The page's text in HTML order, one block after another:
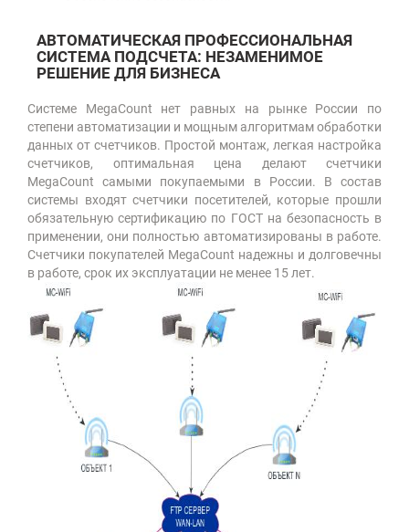
АВТОМАТИЧЕСКАЯ ПРОФЕССИОНАЛЬНАЯ
СИСТЕМА ПОДСЧЕТА: НЕЗАМЕНИМОЕ
РЕШЕНИЕ ДЛЯ БИЗНЕСА
Системе MegaCount нет равных на рынке России по
степени автоматизации и мощным алгоритмам обработки
данных от счетчиков. Простой монтаж, легкая настройка
счетчиков, оптимальная цена делают счетчики
MegaCount самыми покупаемыми в России. В состав
системы входят счетчики посетителей, которые прошли
обязательную сертификацию по ГОСТ на безопасность в
применении, они полностью автоматизированы в работе.
Счетчики покупателей MegaCount надежны и долговечны
в работе, срок их эксплуатации не менее 15 лет.